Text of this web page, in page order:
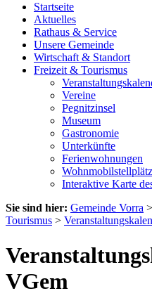
Startseite
Aktuelles
Rathaus & Service
Unsere Gemeinde
Wirtschaft & Standort
Freizeit & Tourismus
Vereine
Pegnitzinsel
Museum
Gastronomie
Unterkünfte
Ferienwohnungen
Interaktive Karte
Sie sind hier: Gemeinde Vorra >
Tourismus >
VGem